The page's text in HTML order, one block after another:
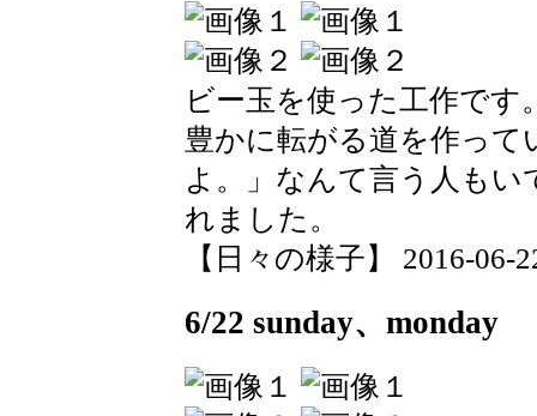
ビー玉を使った工作で
豊かに転がる道を作っ
よ。」なんて言う人も
れました。
【日々の様子】 2016-06-
6/22 sunday、monday